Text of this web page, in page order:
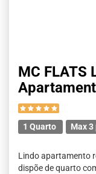
MC FLATS
1 Quarto Max 3
Lindo apartamento
dispõe de quarto